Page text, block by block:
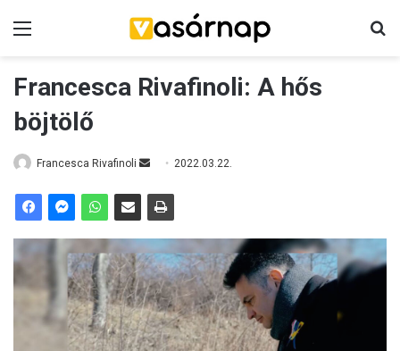
Francesca Rivafinoli: A hős
böjtölő
Francesca Rivafinoli
n
a
n
e
m
a
2022.03.22.